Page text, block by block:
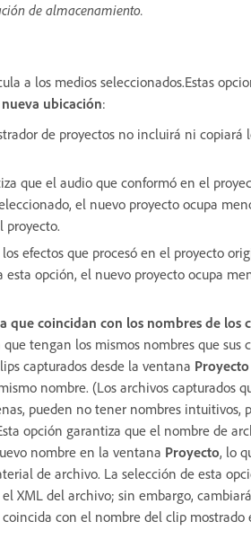
de almacenamiento.
a los medios seleccionados.Estas
ubicación:
de proyectos no incluirá ni copiará
que el audio que conformó en el
el nuevo proyecto ocupa
proyecto.
los efectos que procesó en el proyecto
opción, el nuevo proyecto ocupa
que coincidan con los nombres de los
tengan los mismos nombres que sus
capturados desde la ventana Proyecto
nombre. (Los archivos capturados
pueden no tener nombres intuitivos,
opción garantiza que el nombre de
nombre en la ventana Proyecto, lo
de archivo. La selección de esta
XML del archivo; sin embargo,
con el nombre del clip mostrado